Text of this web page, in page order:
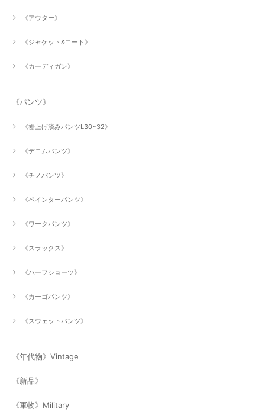
《アウター》
《ジャケット&コート》
《カーディガン》
《パンツ》
《裾上げ済みパンツL30~32》
《デニムパンツ》
《チノパンツ》
《ペインターパンツ》
《ワークパンツ》
《スラックス》
《ハーフショーツ》
《カーゴパンツ》
《スウェットパンツ》
《年代物》Vintage
《新品》
《軍物》Military